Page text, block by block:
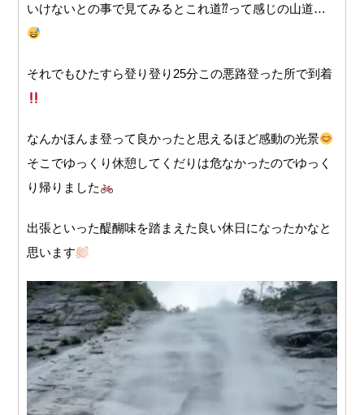
いけないとの事で見てみるとこれ道⁇って感じの山道…
それでもひたすら登り登り25分この悪路登った所で到着
なんかほんま登って良かったと思えるほど感動の光景
そこでゆっくり休憩してくだりは危なかったのでゆっく
り帰りました
出張といった醍醐味を踏まえた良い休日になったかなと
思います